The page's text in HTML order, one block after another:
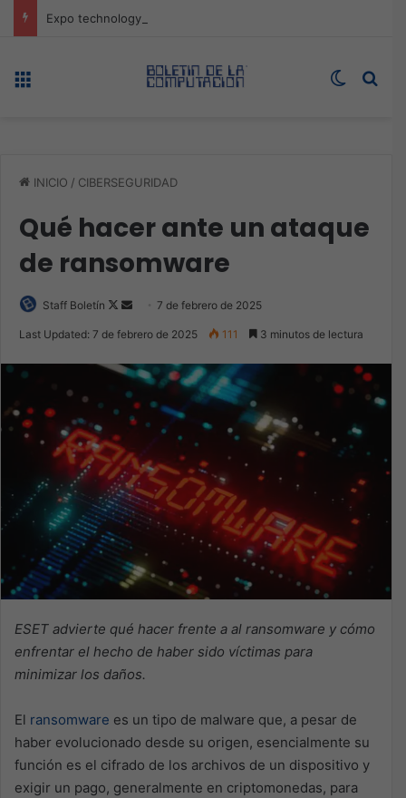
Switch
INICIO / CIBERSEGURIDAD
Qué hacer ante un ataque
de ransomware
Staff Boletín
Follow
Send7 de febrero de 2025
Last Updated: 7 de febrero de 2025 111 3 minutos de lectura
ESET advierte qué hacer frente a al ransomware y cómo
enfrentar el hecho de haber sido víctimas para
minimizar los daños.
El ransomware es un tipo de malware que, a pesar de
haber evolucionado desde su origen, esencialmente su
función es el cifrado de los archivos de un dispositivo y
exigir un pago, generalmente en criptomonedas, para